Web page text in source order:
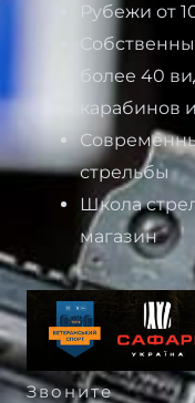
Рубежи от
более 40
карабинов
стрельбы
Школа
магазин
Звоните